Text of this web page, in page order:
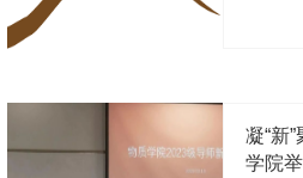
凝“新
学院